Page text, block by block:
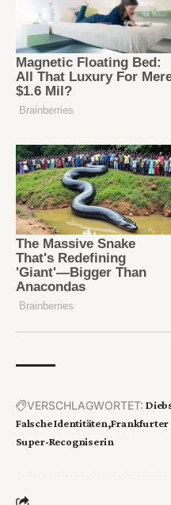
VERSCHLAGWORTET:
Falsche Identitäten Frankfurter
Super-Recogniserin